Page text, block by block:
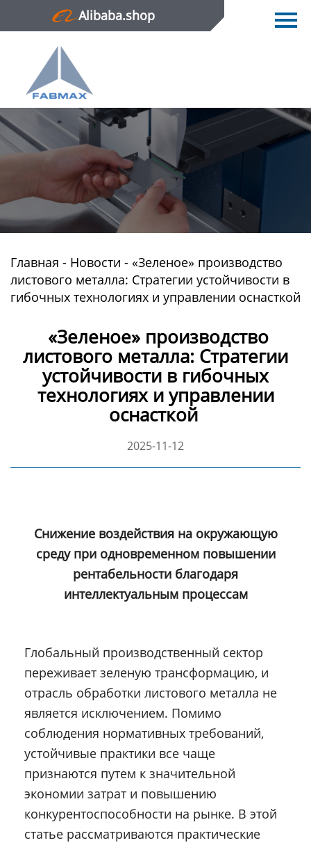
Alibaba.shop
Главная
Продукция
Новости
О нас
Контактная информация
Главная - Новости - «Зеленое» производство
листового металла: Стратегии устойчивости в
гибочных технологиях и управлении оснасткой
«Зеленое» производство
листового металла: Стратегии
устойчивости в гибочных
технологиях и управлении
оснасткой
2025-11-12
Снижение воздействия на окружающую
среду при одновременном повышении
рентабельности благодаря
интеллектуальным процессам
Глобальный производственный сектор
переживает зеленую трансформацию, и
отрасль обработки листового металла не
является исключением. Помимо
соблюдения нормативных требований,
устойчивые практики все чаще
признаются путем к значительной
экономии затрат и повышению
конкурентоспособности на рынке. В этой
статье рассматриваются практические